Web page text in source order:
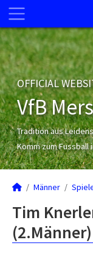
OFFICIAL
VfB
Tradition aus
Komm zum Fussball
Männer
Tim
(2.Männer)